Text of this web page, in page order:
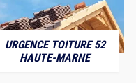
URGENCE TOITURE 52
HAUTE-MARNE